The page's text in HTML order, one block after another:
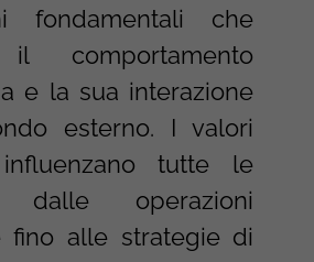
fondamentali che
comportamento
e la sua interazione
esterno. I valori
tutte le
dalle operazioni
fino alle strategie di